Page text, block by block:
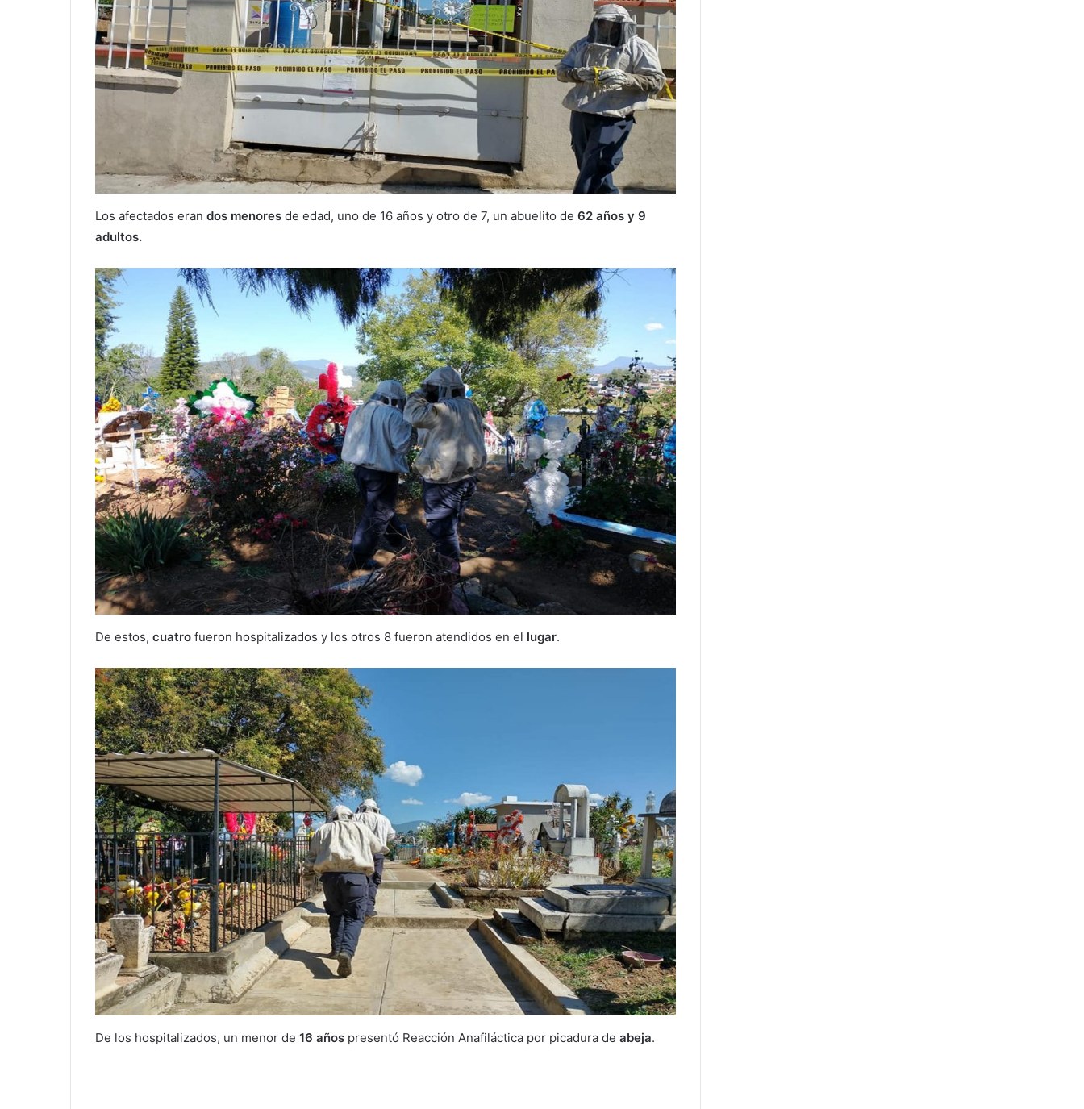
Los afectados eran dos menores de edad, uno de 16 años y otro de 7, un abuelito de 62 años y 9
adultos.
De estos, cuatro fueron hospitalizados y los otros 8 fueron atendidos en el lugar.
De los hospitalizados, un menor de 16 años presentó Reacción Anafiláctica por picadura de abeja.